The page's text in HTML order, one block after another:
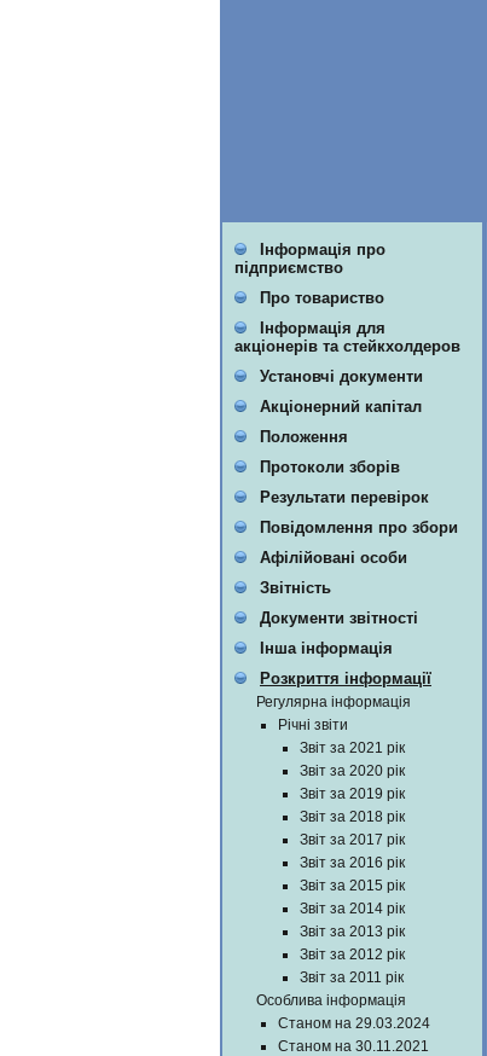
Інформація про
підприємство
Про товариство
Інформація для
акціонерів та стейкхолдеров
Установчі документи
Акціонерний капітал
Положення
Протоколи зборів
Результати перевірок
Повідомлення про збори
Афілійовані особи
Звітність
Документи звітності
Інша інформація
Розкриття інформації
Регулярна інформація
Річні звіти
Звіт за 2021 рік
Звіт за 2020 рік
Звіт за 2019 рік
Звіт за 2018 рік
Звіт за 2017 рік
Звіт за 2016 рік
Звіт за 2015 рік
Звіт за 2014 рік
Звіт за 2013 рік
Звіт за 2012 рік
Звіт за 2011 рік
Особлива інформація
Станом на 29.03.2024
Станом на 30.11.2021